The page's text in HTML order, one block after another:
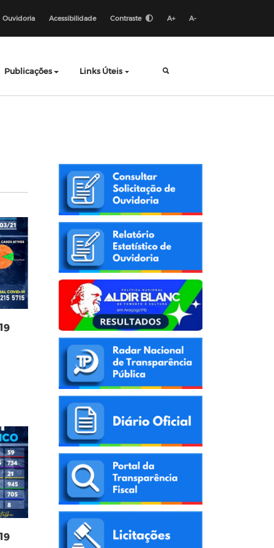
Ouvidoria Acessibilidade Contraste A+ A-
Publicações Links Úteis